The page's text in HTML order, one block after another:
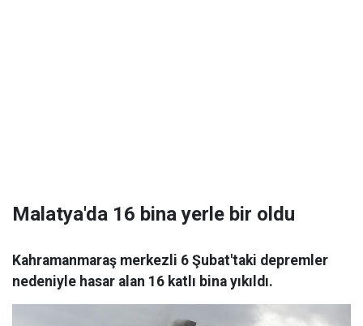
Malatya'da 16 bina yerle bir oldu
Kahramanmaraş merkezli 6 Şubat'taki depremler
nedeniyle hasar alan 16 katlı bina yıkıldı.